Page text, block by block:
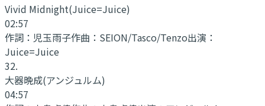
Vivid Midnight(Juice=Juice)
02:57
作詞： 児玉雨子作曲： SEION/Tasco/Tenzo出演：
Juice=Juice
32.
大器晩成(アンジュルム)
04:57